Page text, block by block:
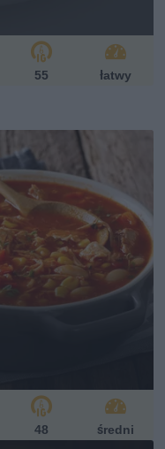
55 łatwy
48 średni